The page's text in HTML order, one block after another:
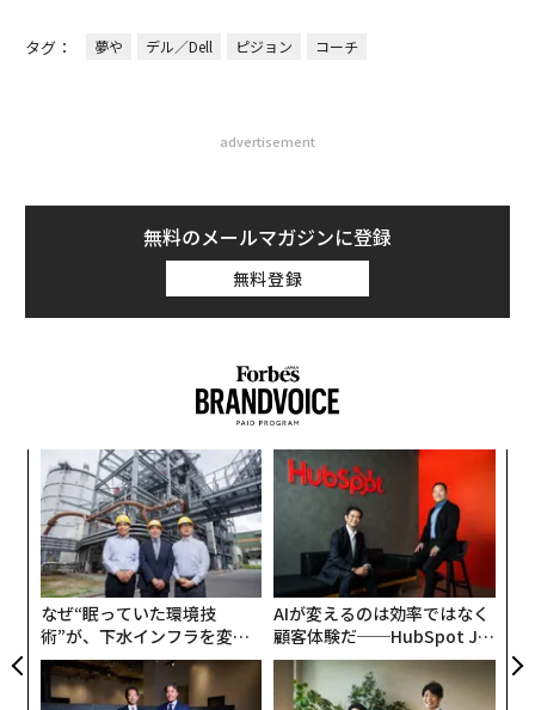
タグ： 夢や デル／Dell ピジョン コーチ
advertisement
無料のメールマガジンに登録
無料登録
なぜ“眠っていた環境技
術”が、下水インフラを変え
たのか──産総研×月島JFE
アクアソリューションの10年
AIが変えるのは効率ではなく
顧客体験だ──HubSpot Ja
panが語る「Grow Better」
な組織のつくり方